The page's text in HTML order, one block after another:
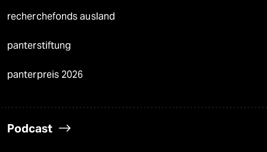
recherchefonds ausland
panterstiftung
panterpreis 2026
Podcast